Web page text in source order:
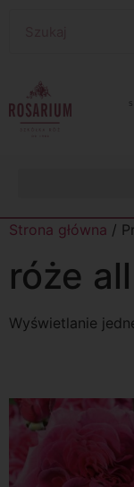
Strona główna /
róże
Wyświetlanie